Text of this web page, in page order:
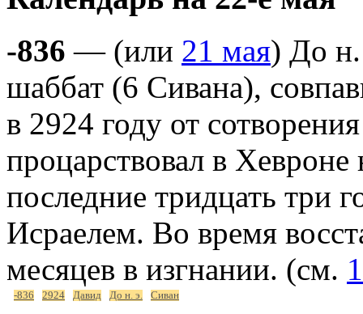
-836 — (или 21 мая) До н.
шаббат (6 Сивана),
в 2924 году от
процарствовал в
последние тридцать три
Исраелем. Во время
месяцев в изгнании. (см.
-836 2924 Давид До н. э. Сиван